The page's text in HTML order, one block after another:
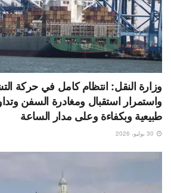
وزارة النقل: انتظام كامل في حركة
واستمرار استقبال ومغادرة السفن
طبيعية وبكفاءة وعلى مدار الساعة